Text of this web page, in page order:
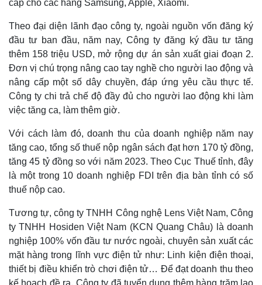
Infographic
cấp cho các hãng Samsung, Apple, Xiaomi.
Theo đại diện lãnh đạo công ty, ngoài nguồn vốn đăng ký
đầu tư ban đầu, năm nay, Công ty đăng ký đầu tư tăng
thêm 158 triệu USD, mở rộng dự án sản xuất giai đoạn 2.
Đơn vị chú trọng nâng cao tay nghề cho người lao động và
nâng cấp một số dây chuyền, đáp ứng yêu cầu thực tế.
Công ty chi trả chế độ đầy đủ cho người lao động khi làm
việc tăng ca, làm thêm giờ.
Với cách làm đó, doanh thu của doanh nghiệp năm nay
tăng cao, tổng số thuế nộp ngân sách đạt hơn 170 tỷ đồng,
tăng 45 tỷ đồng so với năm 2023. Theo Cục Thuế tỉnh, đây
là một trong 10 doanh nghiệp FDI trên địa bàn tỉnh có số
thuế nộp cao.
Tương tự, công ty TNHH Công nghệ Lens Việt Nam, Công
ty TNHH Hosiden Việt Nam (KCN Quang Châu) là doanh
nghiệp 100% vốn đầu tư nước ngoài, chuyên sản xuất các
mặt hàng trong lĩnh vực điện tử như: Linh kiện điện thoại,
thiết bị điều khiển trò chơi điện tử… Để đạt doanh thu theo
kế hoạch đề ra, Công ty đã tuyển dụng thêm hàng trăm lao